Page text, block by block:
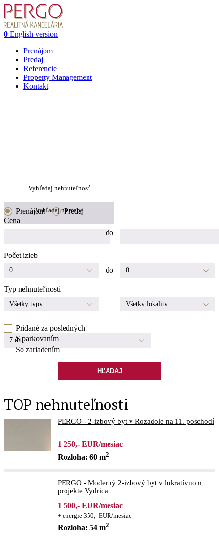
0 English version
Prenájom
Predaj
Referencie
Property Management
Kontakt
Vyhľadaj nehnuteľnosť
Vyhľadaj na mape
Prenájom
Predaj
Cena
do
Počet izieb
0 do 0
Typ nehnuteľnosti
Všetky typy Všetky lokality
Pridané za posledných
7 dníS parkovaním
So zariadením
HĽADAJ
TOP nehnuteľnosti
PERGO - 2-izbový byt v Rozadole na 11. poschodí
1 250,- EUR/mesiac
Rozloha: 60 m2
PERGO - Moderný 2-izbový byt v lukratívnom
projekte Vydrica
1 500,- EUR/mesiac
+ energie 350,- EUR/mesiac
Rozloha: 54 m2